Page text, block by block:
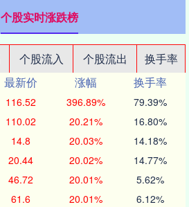
个股实时涨跌榜
个股流入 个股流出
换手率
最新价 涨幅
换手率
116.52 396.89% 79.39%
110.02 20.21% 16.80%
14.8 20.03% 14.18%
20.44 20.02% 14.77%
46.72 20.01% 5.62%
61.6 20.01% 6.12%